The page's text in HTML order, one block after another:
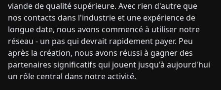
viande de qualité supérieure. Avec rien d'autre que
nos contacts dans l'industrie et une expérience de
longue date, nous avons commencé à utiliser notre
réseau - un pas qui devrait rapidement payer. Peu
après la création, nous avons réussi à gagner des
partenaires significatifs qui jouent jusqu'à aujourd'hui
un rôle central dans notre activité.